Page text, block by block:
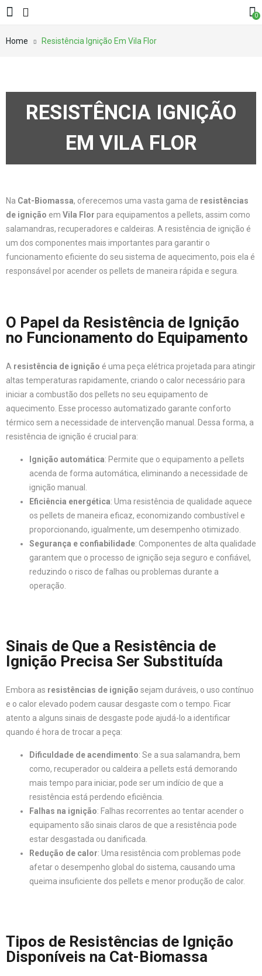
0
Home Resistência Ignição Em Vila Flor
RESISTÊNCIA IGNIÇÃO
EM VILA FLOR
Na Cat-Biomassa, oferecemos uma vasta gama de resistências
de ignição em Vila Flor para equipamentos a pellets, assim como
salamandras, recuperadores e caldeiras. A resistência de ignição é
um dos componentes mais importantes para garantir o
funcionamento eficiente do seu sistema de aquecimento, pois ela é
responsável por acender os pellets de maneira rápida e segura.
O Papel da Resistência de Ignição
no Funcionamento do Equipamento
A resistência de ignição é uma peça elétrica projetada para atingir
altas temperaturas rapidamente, criando o calor necessário para
iniciar a combustão dos pellets no seu equipamento de
aquecimento. Esse processo automatizado garante conforto
térmico sem a necessidade de intervenção manual. Dessa forma, a
resistência de ignição é crucial para:
Ignição automática: Permite que o equipamento a pellets
acenda de forma automática, eliminando a necessidade de
ignição manual.
Eficiência energética: Uma resistência de qualidade aquece
os pellets de maneira eficaz, economizando combustível e
proporcionando, igualmente, um desempenho otimizado.
Segurança e confiabilidade: Componentes de alta qualidade
garantem que o processo de ignição seja seguro e confiável,
reduzindo o risco de falhas ou problemas durante a
operação.
Sinais de Que a Resistência de
Ignição Precisa Ser Substituída
Embora as resistências de ignição sejam duráveis, o uso contínuo
e o calor elevado podem causar desgaste com o tempo. Ficar
atento a alguns sinais de desgaste pode ajudá-lo a identificar
quando é hora de trocar a peça:
Dificuldade de acendimento: Se a sua salamandra, bem
como, recuperador ou caldeira a pellets está demorando
mais tempo para iniciar, pode ser um indício de que a
resistência está perdendo eficiência.
Falhas na ignição: Falhas recorrentes ao tentar acender o
equipamento são sinais claros de que a resistência pode
estar desgastada ou danificada.
Redução de calor: Uma resistência com problemas pode
afetar o desempenho global do sistema, causando uma
queima insuficiente dos pellets e menor produção de calor.
Tipos de Resistências de Ignição
Disponíveis na Cat-Biomassa